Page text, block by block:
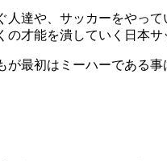
達や、サッカーをやっ
才能を潰していく日本サ
最初はミーハーである